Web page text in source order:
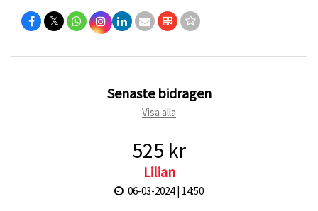
𝕏
Senaste bidragen
Visa alla
525 kr
Lilian
06-03-2024 | 14:50